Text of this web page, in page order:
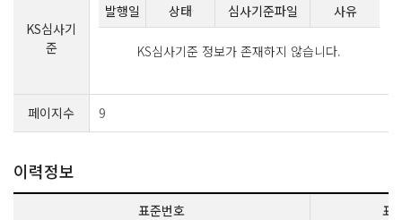
KS심사기
준
발행일 상태 심사기준파일 사유
KS심사기준 정보가 존재하지 않습니다.
페이지수 9
이력정보
표준번호 표